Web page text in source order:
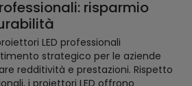
risparmio
LED professionali
strategico per le aziende
redditività e prestazioni. Rispetto